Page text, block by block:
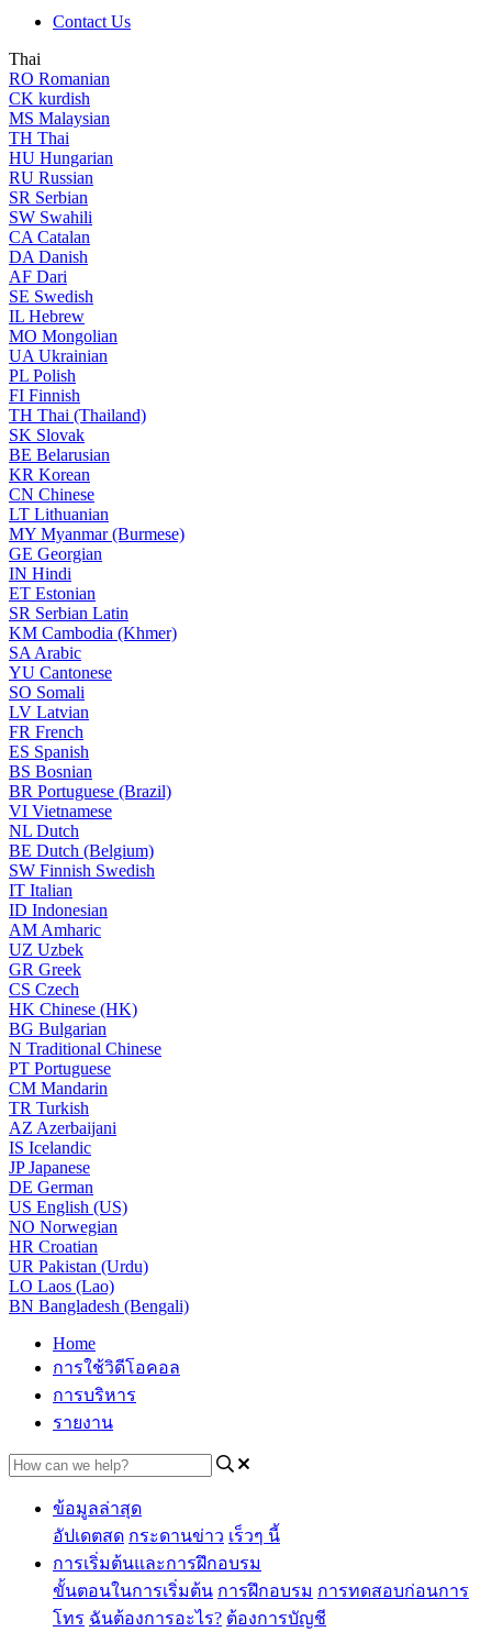
Contact Us
Thai
RO Romanian
CK kurdish
MS Malaysian
TH Thai
HU Hungarian
RU Russian
SR Serbian
SW Swahili
CA Catalan
DA Danish
AF Dari
SE Swedish
IL Hebrew
MO Mongolian
UA Ukrainian
PL Polish
FI Finnish
TH Thai (Thailand)
SK Slovak
BE Belarusian
KR Korean
CN Chinese
LT Lithuanian
MY Myanmar (Burmese)
GE Georgian
IN Hindi
ET Estonian
SR Serbian Latin
KM Cambodia (Khmer)
SA Arabic
YU Cantonese
SO Somali
LV Latvian
FR French
ES Spanish
BS Bosnian
BR Portuguese (Brazil)
VI Vietnamese
NL Dutch
BE Dutch (Belgium)
SW Finnish Swedish
IT Italian
ID Indonesian
AM Amharic
UZ Uzbek
GR Greek
CS Czech
HK Chinese (HK)
BG Bulgarian
N Traditional Chinese
PT Portuguese
CM Mandarin
TR Turkish
AZ Azerbaijani
IS Icelandic
JPJapanese
DE German
US English (US)
NO Norwegian
HR Croatian
UR Pakistan (Urdu)
LO Laos (Lao)
BN Bangladesh (Bengali)
Home
การใช้วิดีโอคอล
การบริหาร
รายงาน
ข้อมูลล่าสุด
อัปเดตสด กระดานข่าว เร็วๆ นี้
การเริ่มต้นและการฝึกอบรม
ขั้นตอนในการเริ่มต้น การฝึกอบรม การทดสอบก่อนการ
โทร ฉันต้องการอะไร? ต้องการบัญชี